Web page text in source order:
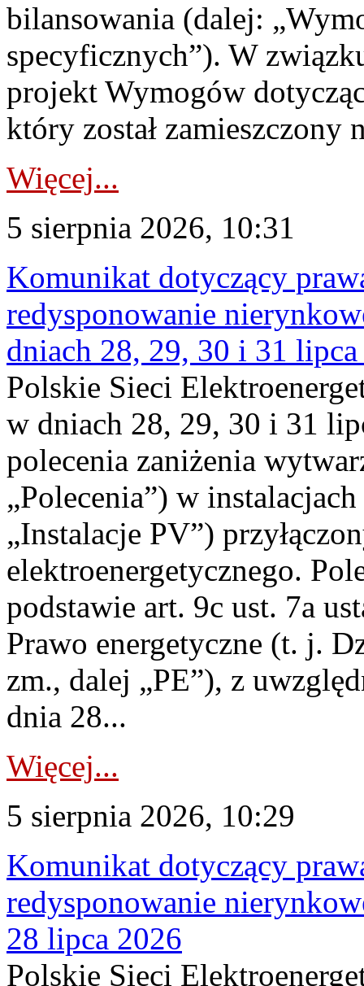
bilansowania (dalej:
specyficznych”). W
projekt Wymogów
który został zamieszczony
Więcej...
5 sierpnia 2026, 10:31
Komunikat dotyczący
redysponowanie
dniach 28, 29, 30 i 31
Polskie Sieci
w dniach 28, 29, 30 i 31
polecenia zaniżenia
„Polecenia”) w
„Instalacje PV”)
elektroenergetycznego.
podstawie art. 9c ust. 7a
Prawo energetyczne (t. j.
zm., dalej „PE”), z
dnia 28...
Więcej...
5 sierpnia 2026, 10:29
Komunikat dotyczący
redysponowanie
28 lipca 2026
Polskie Sieci